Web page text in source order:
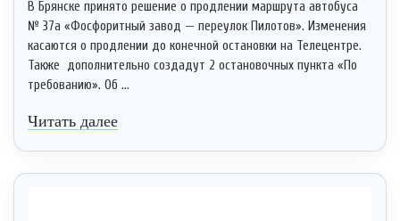
В Брянске принято решение о продлении маршрута автобуса
№ 37а «Фосфоритный завод — переулок Пилотов». Изменения
касаются о продлении до конечной остановки на Телецентре.
Также дополнительно создадут 2 остановочных пункта «По
требованию». Об ...
Читать далее